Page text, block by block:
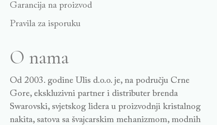
Garancija na proizvod
Pravila za isporuku
O nama
Od 2003. godine Ulis d.o.o. je, na području Crne
Gore, ekskluzivni partner i distributer brenda
Swarovski, svjetskog lidera u proizvodnji kristalnog
nakita, satova sa švajcarskim mehanizmom, modnih